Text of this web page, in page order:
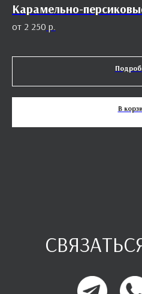
Карамельно-
2 250 р.
В